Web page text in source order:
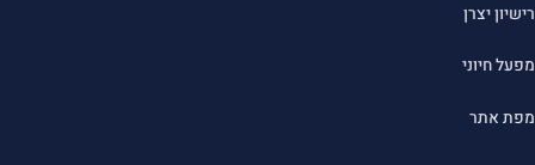
רישיון יצרן
מפעל חיוני
מפת אתר